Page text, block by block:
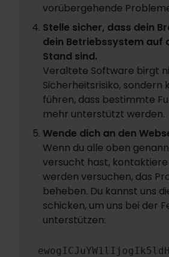
vorübergehende
Stelle sicher, dass dein
dein Betriebssystem auf
Stand sind.
Veraltete Software birgt
Sicherheitsrisiko, sondern
führen, dass bestimmte
mehr unterstützt werden.
Wende dich an den
Wenn du alle oben
versucht hast,
werden versuchen, das
beheben. Du kannst uns
schicken, um uns bei der
unterstützen: